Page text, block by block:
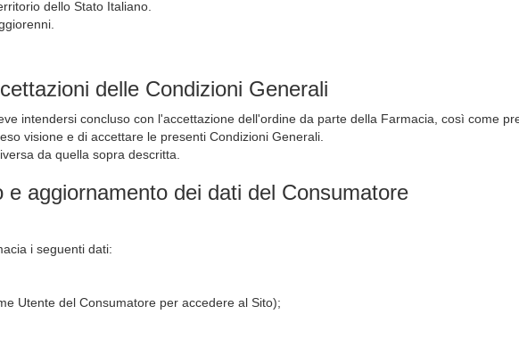
dello Stato Italiano.
delle Condizioni Generali
intendersi concluso con l'accettazione dell'ordine da parte della Farmacia, così come
visione e di accettare le presenti Condizioni Generali.
da quella sopra descritta.
aggiornamento dei dati del Consumatore
i seguenti dati:
Utente del Consumatore per accedere al Sito);